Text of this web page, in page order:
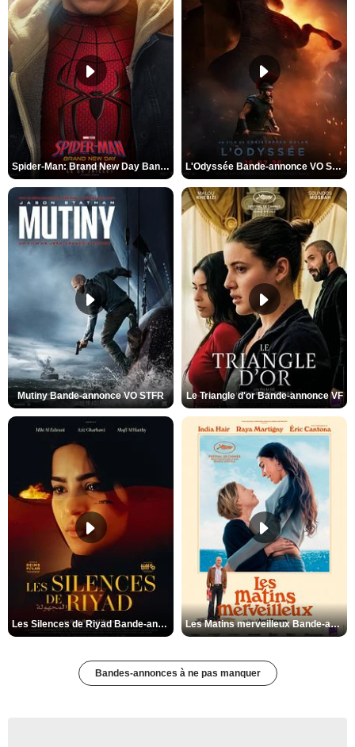
Spider-Man: Brand New Day Bande-annonce VO STFR L'Odyssée Bande-annonce VO STFR
Mutiny Bande-annonce VO STFR Le Triangle d'or Bande-annonce VF
Les Silences de Riyad Bande-annonce VO STFR Les Matins merveilleux Bande-annonce VF
Bandes-annonces à ne pas manquer